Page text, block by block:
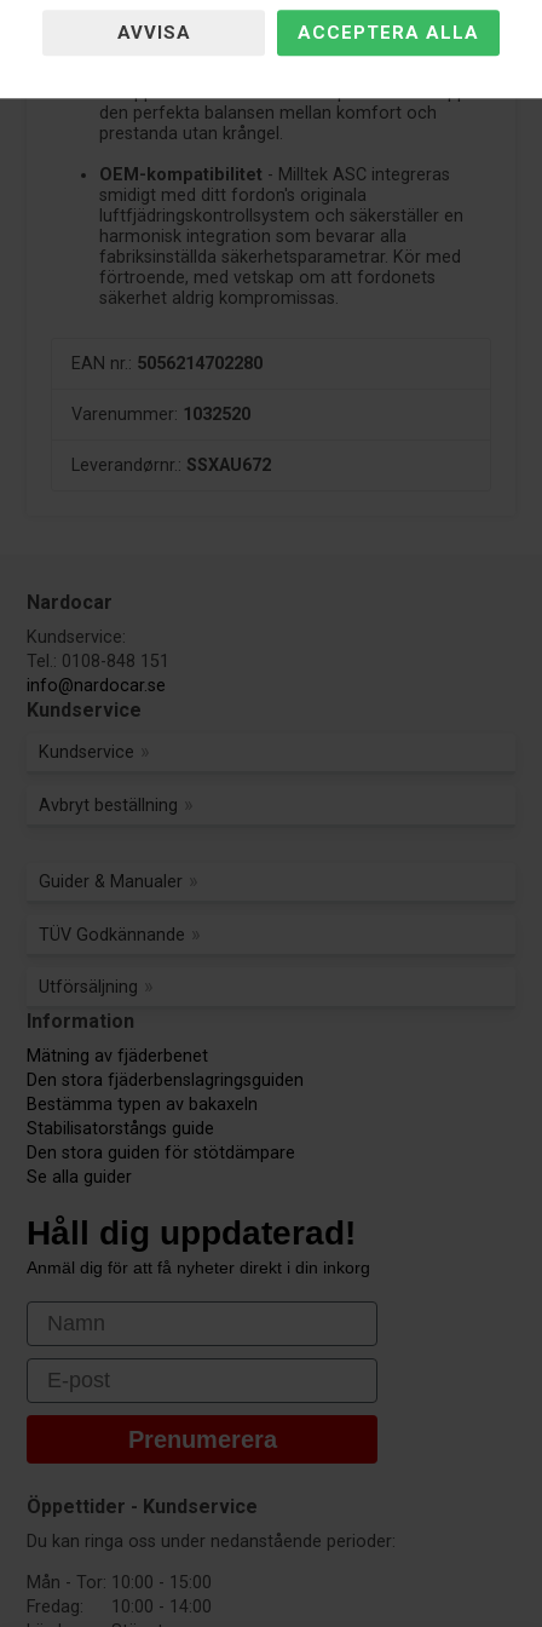
knappar krävs – allt finns vid dina fingertoppar.
Förbättrad justerbarhet- Höj eller sänk
den perfekta balansen mellan komfort och
prestanda utan krångel.
OEM-kompatibilitet - Milltek ASC integreras
smidigt med ditt fordon's originala
luftfjädringskontrollsystem och säkerställer en
harmonisk integration som bevarar alla
fabriksinställda säkerhetsparametrar. Kör med
förtroende, med vetskap om att fordonets
säkerhet aldrig kompromissas.
EAN nr.: 5056214702280
Varenummer: 1032520
Leverandørnr.: SSXAU672
Nardocar
Kundservice:
Tel.: 0108-848 151
info@nardocar.se
Kundservice
Kundservice
Avbryt beställning
Guider & Manualer
TÜV Godkännande
Utförsäljning
Information
Mätning av fjäderbenet
Den stora fjäderbenslagringsguiden
Bestämma typen av bakaxeln
Stabilisatorstångs guide
Den stora guiden för stötdämpare
Se alla guider
Håll dig uppdaterad!
Anmäl dig för att få nyheter direkt i din inkorg
First Name
Email
Prenumerera
Öppettider - Kundservice
Du kan ringa oss under nedanstående perioder:
Mån - Tor: 10:00 - 15:00
Fredag:
10:00 - 14:00